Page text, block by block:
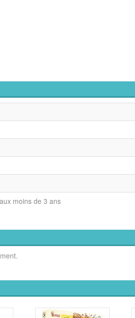
moins de 3 ans